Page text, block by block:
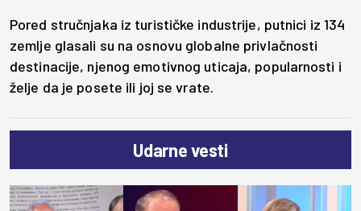
Pored stručnjaka iz turističke industrije, putnici iz 134
zemlje glasali su na osnovu globalne privlačnosti
destinacije, njenog emotivnog uticaja, popularnosti i
želje da je posete ili joj se vrate.
Udarne vesti